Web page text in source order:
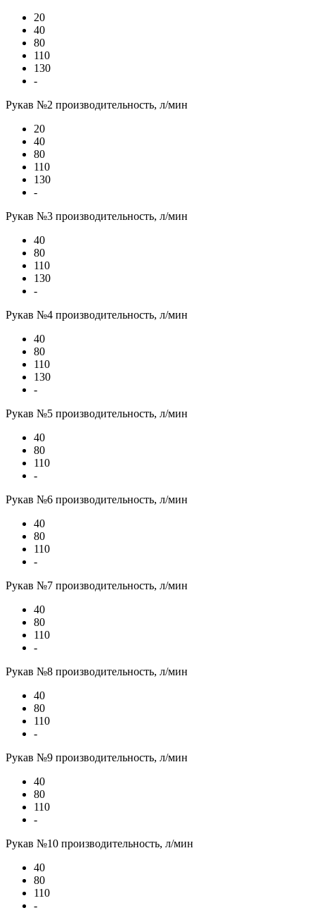
20
40
80
110
130
-
Рукав №2 производительность, л/мин
20
40
80
110
130
-
Рукав №3 производительность, л/мин
40
80
110
130
-
Рукав №4 производительность, л/мин
40
80
110
130
-
Рукав №5 производительность, л/мин
40
80
110
-
Рукав №6 производительность, л/мин
40
80
110
-
Рукав №7 производительность, л/мин
40
80
110
-
Рукав №8 производительность, л/мин
40
80
110
-
Рукав №9 производительность, л/мин
40
80
110
-
Рукав №10 производительность, л/мин
40
80
110
-